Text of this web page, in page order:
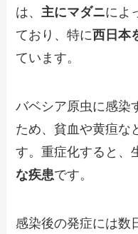
は、主にマダニによ
ており、特に西日本
ています。
バベシア原虫に感染
ため、貧血や黄疸な
す。重症化すると、
な疾患です。
感染後の発症には数